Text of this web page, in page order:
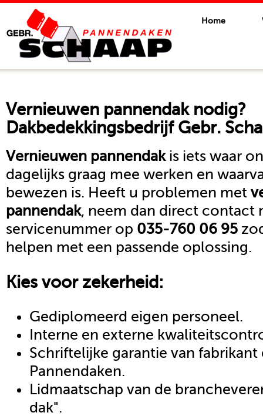
Home
Vernieuwen pannendaknodig?
Dakbedekkingsbedrijf Gebr.
Vernieuwen pannendakis iets waar
dagelijks graag mee werken en
bewezen is. Heeft u problemen met
pannendak, neem dan direct contact
servicenummer op 035-760 06 95
helpen met een passende oplossing.
Kies voor zekerheid:
Gediplomeerd eigen personeel.
Interne en externe
Schriftelijke garantie van fabrikant
Pannendaken.
Lidmaatschap van de
dak".